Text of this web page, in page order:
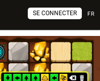
FR
SE CONNECTER